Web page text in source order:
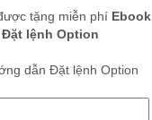
tặng miễn phí Ebook
lệnh Option